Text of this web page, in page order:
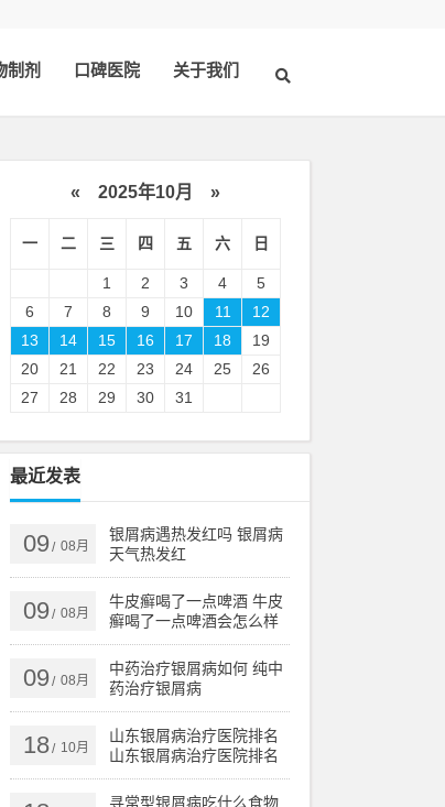
制剂 口碑医院 关于我们
« 2025年10月 »
一 二 三 四 五 六 日
1 2 3 4
5
6
7 8 9 10 11
12
13
14 15 16 17 18
19
20
21 22 23 24 25
26
27
28 29 30 31
最近发表
09/ 08月
银屑病遇热发红吗 银屑病
天气热发红
09/ 08月
牛皮癣喝了一点啤酒 牛皮
癣喝了一点啤酒会怎么样
09/ 08月
中药治疗银屑病如何 纯中
药治疗银屑病
18/ 10月
山东银屑病治疗医院排名
山东银屑病治疗医院排名
榜
寻常型银屑病吃什么食物